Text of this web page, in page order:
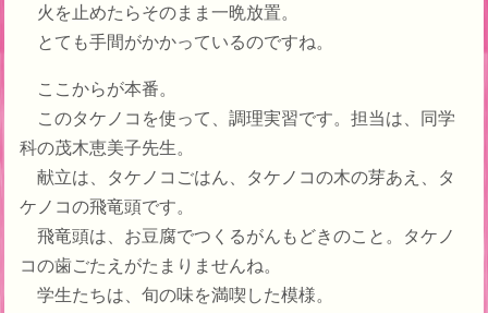
火を止めたらそのまま一晩放置。
とても手間がかかっているのですね。
ここからが本番。
このタケノコを使って、調理実習です。担当は、同学
科の茂木恵美子先生。
献立は、タケノコごはん、タケノコの木の芽あえ、タ
ケノコの飛竜頭です。
飛竜頭は、お豆腐でつくるがんもどきのこと。タケノ
コの歯ごたえがたまりませんね。
学生たちは、旬の味を満喫した模様。